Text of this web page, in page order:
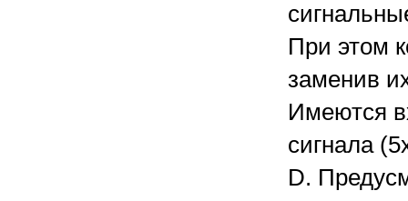
При этом
заменив
Имеются
сигнала
D.